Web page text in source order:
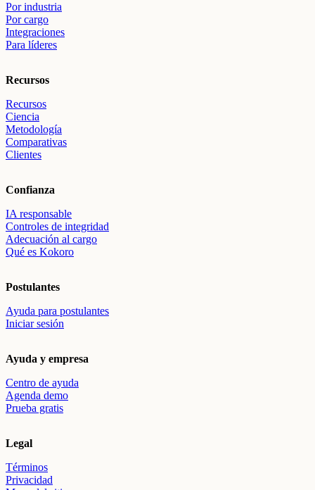
Por industria
Por cargo
Integraciones
Para líderes
Recursos
Recursos
Ciencia
Metodología
Comparativas
Clientes
Confianza
IA responsable
Controles de integridad
Adecuación al cargo
Qué es Kokoro
Postulantes
Ayuda para postulantes
Iniciar sesión
Ayuda y empresa
Centro de ayuda
Agenda demo
Prueba gratis
Legal
Términos
Privacidad